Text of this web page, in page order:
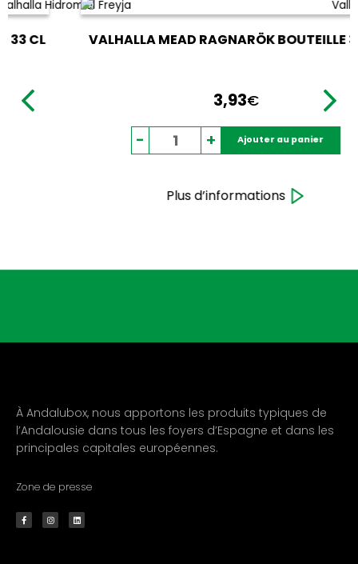
VALHALLA MEAD RAGNARÖK BOUTEILLE 33 CL
de
Ragnarök
Ajouter au panier
Plus d’informations
À Andalubox, nous apportons les produits typiques de
l’Andalousie dans tous les foyers d’Espagne et dans les
principales capitales européennes.
Zone de presse
F
a
c
I
n
s
L
i
n